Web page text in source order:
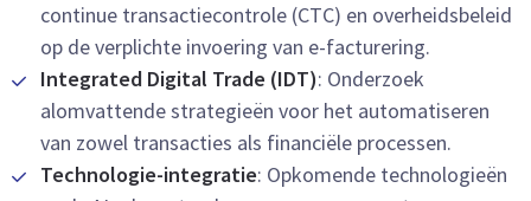
continue transactiecontrole (CTC) en overheidsbeleid
op de verplichte invoering van e-facturering.
Integrated Digital Trade (IDT): Onderzoek
alomvattende strategieën voor het automatiseren
van zowel transacties als financiële processen.
Technologie-integratie: Opkomende technologieën